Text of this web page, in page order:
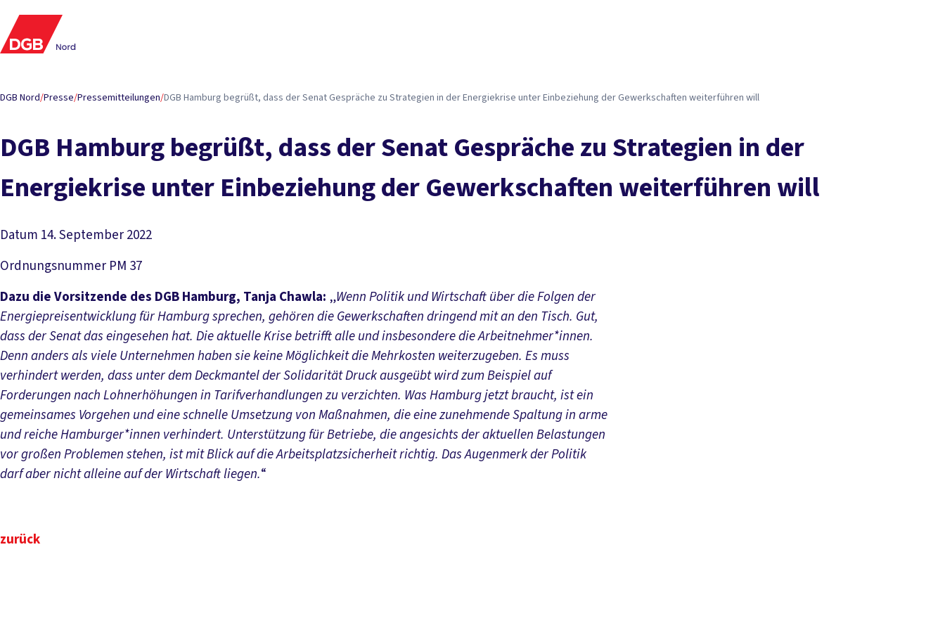
DGB Nord/Presse/Pressemitteilungen/DGB Hamburg begrüßt, dass der Senat Gespräche zu Strategien in der Energiekrise unter Einbeziehung der Gewerkschaften weiterführen will
DGB Hamburg begrüßt, dass der Senat Gespräche zu Strategien in der
Energiekrise unter Einbeziehung der Gewerkschaften weiterführen will
Datum 14. September 2022
Ordnungsnummer PM 37
Dazu die Vorsitzende des DGB Hamburg, Tanja Chawla: „Wenn Politik und Wirtschaft über die Folgen der
Energiepreisentwicklung für Hamburg sprechen, gehören die Gewerkschaften dringend mit an den Tisch. Gut,
dass der Senat das eingesehen hat. Die aktuelle Krise betrifft alle und insbesondere die Arbeitnehmer*innen.
Denn anders als viele Unternehmen haben sie keine Möglichkeit die Mehrkosten weiterzugeben. Es muss
verhindert werden, dass unter dem Deckmantel der Solidarität Druck ausgeübt wird zum Beispiel auf
Forderungen nach Lohnerhöhungen in Tarifverhandlungen zu verzichten. Was Hamburg jetzt braucht, ist ein
gemeinsames Vorgehen und eine schnelle Umsetzung von Maßnahmen, die eine zunehmende Spaltung in arme
und reiche Hamburger*innen verhindert. Unterstützung für Betriebe, die angesichts der aktuellen Belastungen
vor großen Problemen stehen, ist mit Blick auf die Arbeitsplatzsicherheit richtig. Das Augenmerk der Politik
darf aber nicht alleine auf der Wirtschaft liegen.“
zurück